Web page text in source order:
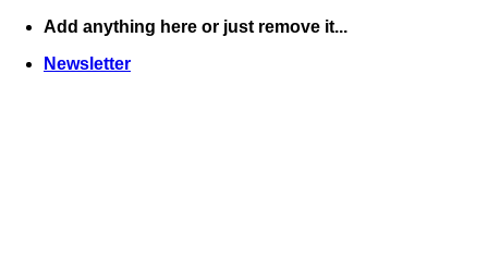
Skip
content
Add anything here or just remove it...
Newsletter